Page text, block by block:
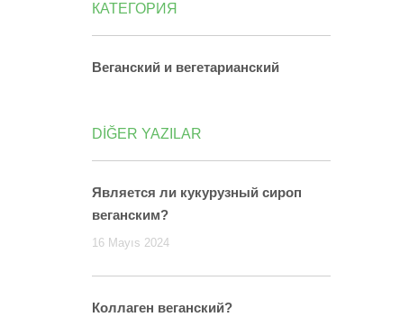
КАТЕГОРИЯ
Веганский и вегетарианский
DİĞER YAZILAR
Является ли кукурузный сироп
веганским?
16 Mayıs 2024
Коллаген веганский?